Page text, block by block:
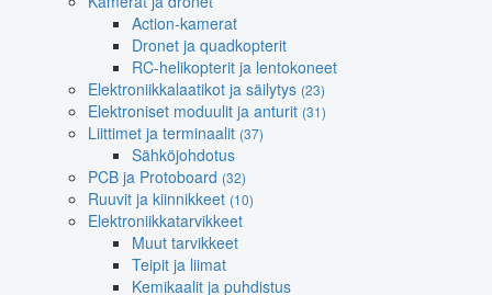
Action-kamerat
Dronet ja quadkopterit
RC-helikopterit ja lentokoneet
Elektroniikkalaatikot ja säilytys (23)
Elektroniset moduulit ja anturit (31)
Liittimet ja terminaalit (37)
Sähköjohdotus
PCB ja Protoboard (32)
Ruuvit ja kiinnikkeet (10)
Elektroniikkatarvikkeet
Muut tarvikkeet
Teipit ja liimat
Kemikaalit ja puhdistus